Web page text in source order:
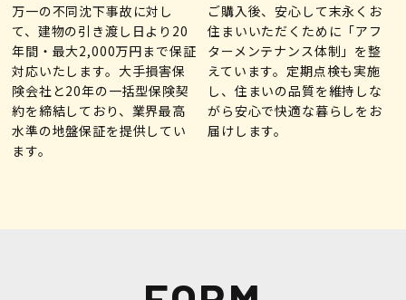
万一の不同沈下事故に対し
て、建物の引き渡し日より20
年間・最大2,000万円まで保証
対応いたします。大手損害保
険会社と20年の一括型保険契
約を締結しており、業界最高
水準の地盤保証を提供してい
ます。
ご購入後、安心して末永くお
住まいいただくために「アフ
ターメンテナンス体制」を整
えています。定期点検も実施
し、住まいの品質を維持しな
がら安心で快適な暮らしをお
届けします。